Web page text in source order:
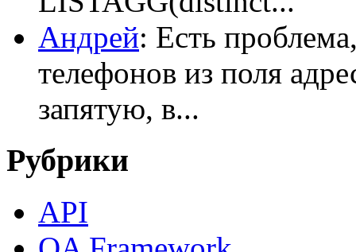
Андрей: Есть
телефонов из поля
запятую, в...
Рубрики
API